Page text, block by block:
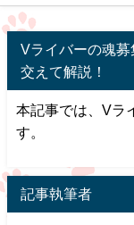
Vライバーの魂
交えて解説！
本記事では、Vラ
す。
記事執筆者